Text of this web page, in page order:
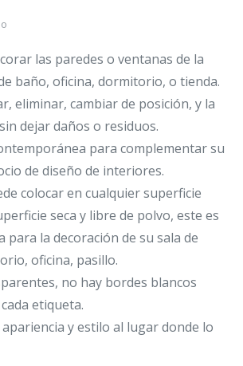
las paredes o ventanas de la
baño, oficina, dormitorio, o tienda.
eliminar, cambiar de posición, y la
dejar daños o residuos.
para complementar su
de diseño de interiores.
colocar en cualquier superficie
seca y libre de polvo, este es
para la decoración de su sala de
oficina, pasillo.
no hay bordes blancos
etiqueta.
y estilo al lugar donde lo